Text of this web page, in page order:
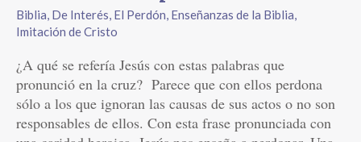
Biblia, De Interés, El Perdón, Enseñanzas de la Biblia,
Imitación de Cristo
¿A qué se refería Jesús con estas palabras que
pronunció en la cruz? Parece que con ellos perdona
sólo a los que ignoran las causas de sus actos o no son
responsables de ellos. Con esta frase pronunciada con